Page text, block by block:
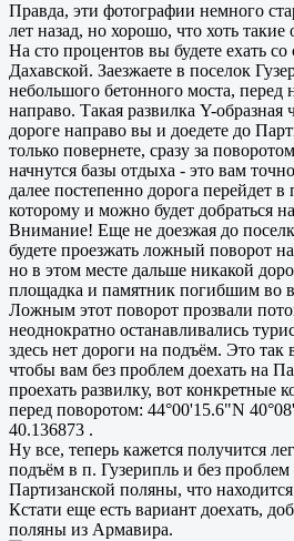
Правда, эти фотографии немного
лет назад, но хорошо, что хоть такие
На сто процентов вы будете ехать
Дахавской. Заезжаете в поселок
небольшого бетонного моста, перед
направо. Такая развилка Y-образная
дороге направо вы и доедете до
только повернете, сразу за
начнутся базы отдыха - это вам
далее постепенно дорога перейдет
которому и можно будет добраться
Внимание! Еще не доезжая до
будете проезжать ложный поворот
но в этом месте дальше никакой
площадка и памятник погибшим во
Ложным этот поворот прозвали
неоднократно останавливались
здесь нет дороги на подъём. Это
чтобы вам без проблем доехать на
проехать развилку, вот конкретные
перед поворотом: 44°00'15.6"N
40.136873 .
Ну все, теперь кажется получится
подъём в п. Гузерипль и без
Партизанской поляны, что
Кстати еще есть вариант доехать,
поляны из Армавира.